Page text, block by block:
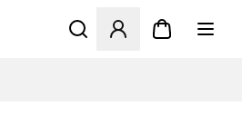
Åbner en Modal til at